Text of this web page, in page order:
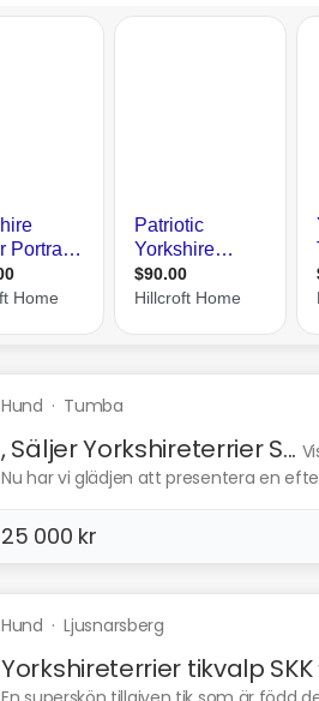
Hund · Tumba
, Säljer Yorkshireterrier S...
Nu har vi glädjen att presentera en
25 000 kr
Hund ·Ljusnarsberg
Yorkshireterrier tikvalp SKK